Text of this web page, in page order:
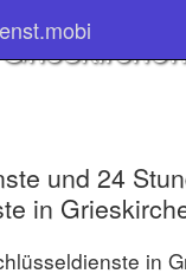
und 24
in
in